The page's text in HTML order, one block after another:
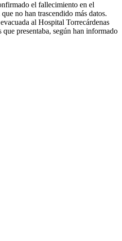
el fallecimiento en el
no han trascendido más datos.
al Hospital Torrecárdenas
que presentaba, según han informado